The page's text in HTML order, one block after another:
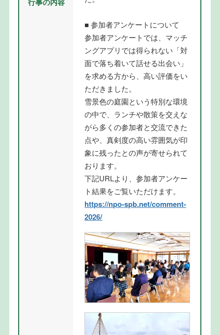
■ 参加者アンケートについて
参加者アンケートでは、マッチ
ングアプリでは得られない「対
面で落ち着いて話せる出会い」
を求める方から、高い評価をい
ただきました。
雪景色の庭園という特別な環境
の中で、ランチや散策を交えな
がら多くの参加者と交流できた
点や、真剣度の高い雰囲気が印
象に残ったとの声が寄せられて
おります。
下記URLより、参加者アンケー
ト結果をご覧いただけます。
https://npo-spb.net/comment-
2026/